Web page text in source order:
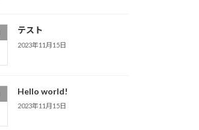
テスト
2023年11月15日
Hello world!
2023年11月15日